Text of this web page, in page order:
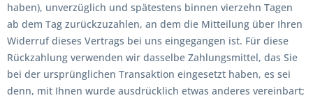
haben), unverzüglich und spätestens binnen vierzehn Tagen
ab dem Tag zurückzuzahlen, an dem die Mitteilung über Ihren
Widerruf dieses Vertrags bei uns eingegangen ist. Für diese
Rückzahlung verwenden wir dasselbe Zahlungsmittel, das Sie
bei der ursprünglichen Transaktion eingesetzt haben, es sei
denn, mit Ihnen wurde ausdrücklich etwas anderes vereinbart;